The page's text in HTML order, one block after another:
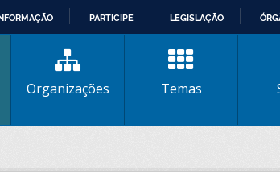
PARTICIPE LEGISLAÇÃO
Organizações Temas